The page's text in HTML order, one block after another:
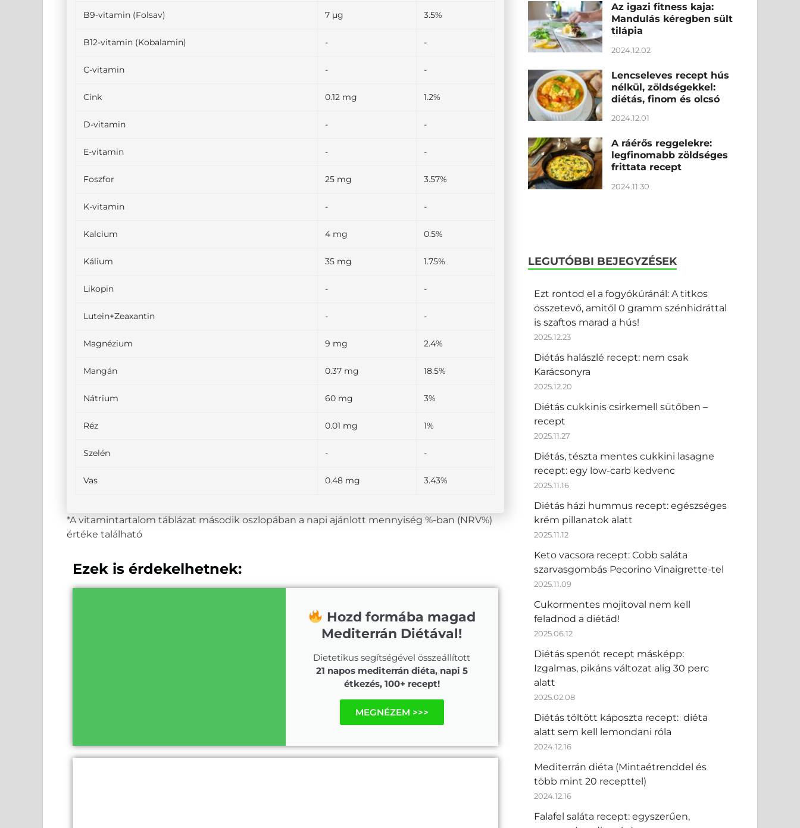
B9-vitamin (Folsav) 7 µg 3.5%
B12-vitamin (Kobalamin) - -
C-vitamin - -
Cink 0.12 mg 1.2%
D-vitamin - -
E-vitamin - -
Foszfor 25 mg 3.57%
K-vitamin - -
Kalcium 4 mg 0.5%
Kálium 35 mg 1.75%
Likopin - -
Lutein+Zeaxantin - -
Magnézium 9 mg 2.4%
Mangán 0.37 mg 18.5%
Nátrium 60 mg 3%
Réz 0.01 mg 1%
Szelén - -
Vas 0.48 mg 3.43%
*A vitamintartalom táblázat második oszlopában a napi ajánlott mennyiség %-ban (NRV%)
értéke található
Ezek is érdekelhetnek:
Hozd formába magad
Mediterrán Diétával!
Dietetikus segítségével összeállított
21 napos mediterrán diéta, napi 5
étkezés, 100+ recept!
MEGNÉZEM >>>
Az igazi fitness kaja:
Mandulás kéregben sült
tilápia
2024.12.02
Lencseleves recept hús
nélkül, zöldségekkel:
diétás, finom és olcsó
2024.12.01
A ráérős reggelekre:
legfinomabb zöldséges
frittata recept
2024.11.30
LEGUTÓBBI BEJEGYZÉSEK
Ezt rontod el a fogyókúránál: A titkos
összetevő, amitől 0 gramm szénhidráttal
is szaftos marad a hús!
2025.12.23
Diétás halászlé recept: nem csak
Karácsonyra
2025.12.20
Diétás cukkinis csirkemell sütőben –
recept
2025.11.27
Diétás, tészta mentes cukkini lasagne
recept: egy low-carb kedvenc
2025.11.16
Diétás házi hummus recept: egészséges
krém pillanatok alatt
2025.11.12
Keto vacsora recept: Cobb saláta
szarvasgombás Pecorino Vinaigrette-tel
2025.11.09
Cukormentes mojitoval nem kell
feladnod a diétád!
2025.06.12
Diétás spenót recept másképp:
Izgalmas, pikáns változat alig 30 perc
alatt
2025.02.08
Diétás töltött káposzta recept: diéta
alatt sem kell lemondani róla
2024.12.16
Mediterrán diéta (Mintaétrenddel és
több mint 20 recepttel)
2024.12.16
Falafel saláta recept: egyszerűen,